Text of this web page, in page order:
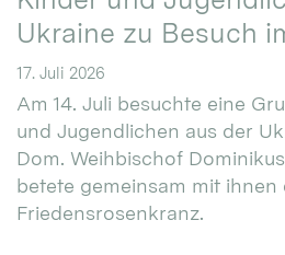
Ukraine zu Besuch
17. Juli 2026
Am 14. Juli besuchte eine
und Jugendlichen aus der
Dom. Weihbischof
betete gemeinsam mit ihnen
Friedensrosenkranz.